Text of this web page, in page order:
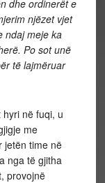
dhe ordinerët e
njëzet vjet
ndaj meje ka
Po sot unë
të lajmëruar
në fuqi, u
me
jetën time në
nga të gjitha
provojnë